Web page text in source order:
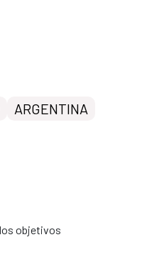
ARGENTINA